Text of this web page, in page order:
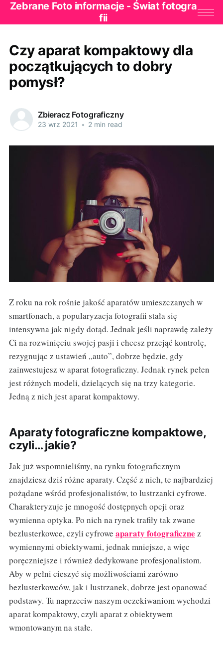
Zebrane Foto informacje - Świat fotogra
fii
Czy aparat kompaktowy dla
początkujących to dobry
pomysł?
Zbieracz Fotograficzny
23 wrz 2021 • 2 min read
Z roku na rok rośnie jakość aparatów umieszczanych w
smartfonach, a popularyzacja fotografii stała się
intensywna jak nigdy dotąd. Jednak jeśli naprawdę zależy
Ci na rozwinięciu swojej pasji i chcesz przejąć kontrolę,
rezygnując z ustawień „auto”, dobrze będzie, gdy
zainwestujesz w aparat fotograficzny. Jednak rynek pełen
jest różnych modeli, dzielących się na trzy kategorie.
Jedną z nich jest aparat kompaktowy.
Aparaty fotograficzne kompaktowe,
czyli… jakie?
Jak już wspomnieliśmy, na rynku fotograficznym
znajdziesz dziś różne aparaty. Część z nich, te najbardziej
pożądane wśród profesjonalistów, to lustrzanki cyfrowe.
Charakteryzuje je mnogość dostępnych opcji oraz
wymienna optyka. Po nich na rynek trafiły tak zwane
bezlusterkowce, czyli cyfrowe aparaty fotograficzne z
wymiennymi obiektywami, jednak mniejsze, a więc
poręczniejsze i również dedykowane profesjonalistom.
Aby w pełni cieszyć się możliwościami zarówno
bezlusterkowców, jak i lustrzanek, dobrze jest opanować
podstawy. Tu naprzeciw naszym oczekiwaniom wychodzi
aparat kompaktowy, czyli aparat z obiektywem
wmontowanym na stałe.